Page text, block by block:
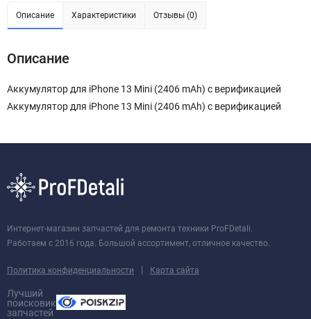
Описание Характеристики Отзывы (0)
Описание
Аккумулятор для iPhone 13 Mini (2406 mAh) c верификацией
Аккумулятор для iPhone 13 Mini (2406 mAh) c верификацией
Интернет-магазин запчастей для ремонта техники ProFDetali.
Работаем с 2016 года. Большой ассортимент, отличное качество.
Политика конфиденциальности | Карта сайта
Лучший
поисковик
запчастей